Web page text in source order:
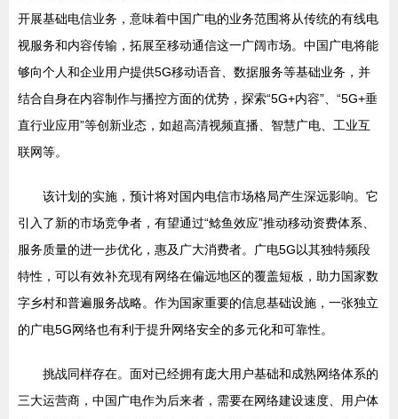
开展基础电信业务，意味着中国广电的业务范围将从传统的有线电
视服务和内容传输，拓展至移动通信这一广阔市场。中国广电将能
够向个人和企业用户提供5G移动语音、数据服务等基础业务，并
结合自身在内容制作与播控方面的优势，探索“5G+内容”、“5G+垂
直行业应用”等创新业态，如超高清视频直播、智慧广电、工业互
联网等。
该计划的实施，预计将对国内电信市场格局产生深远影响。它
引入了新的市场竞争者，有望通过“鲶鱼效应”推动移动资费体系、
服务质量的进一步优化，惠及广大消费者。广电5G以其独特频段
特性，可以有效补充现有网络在偏远地区的覆盖短板，助力国家数
字乡村和普遍服务战略。作为国家重要的信息基础设施，一张独立
的广电5G网络也有利于提升网络安全的多元化和可靠性。
挑战同样存在。面对已经拥有庞大用户基础和成熟网络体系的
三大运营商，中国广电作为后来者，需要在网络建设速度、用户体